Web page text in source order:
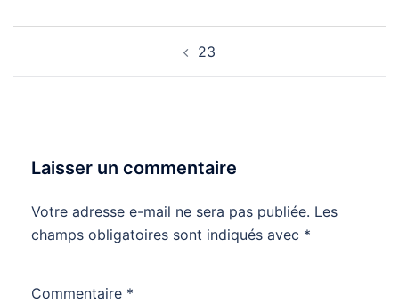
23
Laisser un commentaire
Votre adresse e-mail ne sera pas publiée. Les
champs obligatoires sont indiqués avec *
Commentaire *